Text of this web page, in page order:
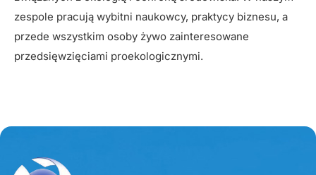
zespole pracują wybitni naukowcy, praktycy biznesu, a
przede wszystkim osoby żywo zainteresowane
przedsięwzięciami proekologicznymi.